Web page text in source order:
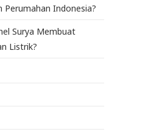
Perumahan Indonesia?
Surya Membuat
Listrik?